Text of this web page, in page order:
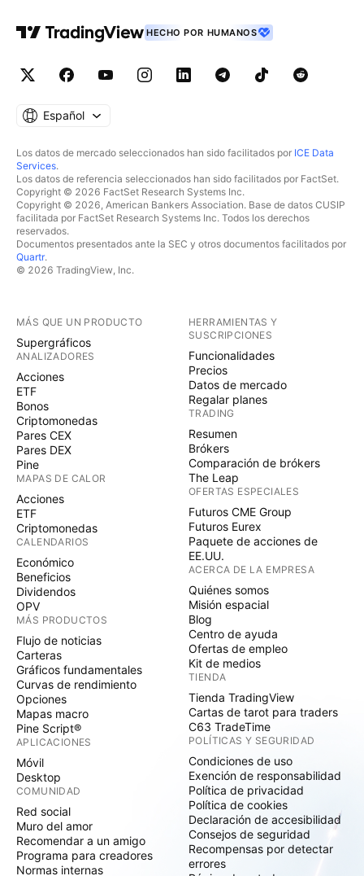
HECHO POR HUMANOS
Español
Los datos de mercado seleccionados han sido facilitados por ICE Data
Services.
Los datos de referencia seleccionados han sido facilitados por FactSet.
Copyright © 2026 FactSet Research Systems Inc.
Copyright © 2026, American Bankers Association. Base de datos CUSIP
facilitada por FactSet Research Systems Inc. Todos los derechos
reservados.
Documentos presentados ante la SEC y otros documentos facilitados por
Quartr.
© 2026 TradingView, Inc.
MÁS QUE UN PRODUCTO
Supergráficos
ANALIZADORES
Acciones
ETF
Bonos
Criptomonedas
Pares CEX
Pares DEX
Pine
MAPAS DE CALOR
Acciones
ETF
Criptomonedas
CALENDARIOS
Económico
Beneficios
Dividendos
OPV
MÁS PRODUCTOS
Flujo de noticias
Carteras
Gráficos fundamentales
Curvas de rendimiento
Opciones
Mapas macro
Pine Script®
APLICACIONES
Móvil
Desktop
COMUNIDAD
Red social
Muro del amor
Recomendar a un amigo
Programa para creadores
Normas internas
HERRAMIENTAS Y
SUSCRIPCIONES
Funcionalidades
Precios
Datos de mercado
Regalar planes
TRADING
Resumen
Brókers
Comparación de brókers
The Leap
OFERTAS ESPECIALES
Futuros CME Group
Futuros Eurex
Paquete de acciones de
EE.UU.
ACERCA DE LA EMPRESA
Quiénes somos
Misión espacial
Blog
Centro de ayuda
Ofertas de empleo
Kit de medios
TIENDA
Tienda TradingView
Cartas de tarot para traders
C63 TradeTime
POLÍTICAS Y SEGURIDAD
Condiciones de uso
Exención de responsabilidad
Política de privacidad
Política de cookies
Declaración de accesibilidad
Consejos de seguridad
Recompensas por detectar
errores